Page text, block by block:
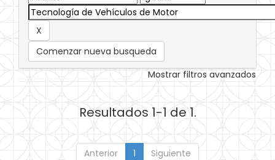
Comenzar nueva busqueda
Mostrar filtros avanzados
Resultados 1-1 de 1.
Anterior 1 Siguiente